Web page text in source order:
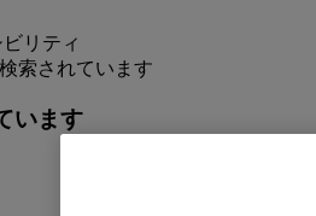
ビリティ
索されています
います